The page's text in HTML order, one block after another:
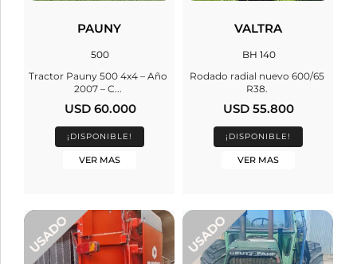
PAUNY
500
Tractor Pauny 500 4x4 – Año
2007 – C...
USD 60.000
¡DISPONIBLE!
VER MAS
VALTRA
BH 140
Rodado radial nuevo 600/65
R38.
USD 55.800
¡DISPONIBLE!
VER MAS